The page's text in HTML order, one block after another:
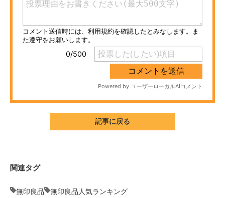
ITの今と未来を見通す
スマホと通信の最新トレンド
進化するPCとデバイスの未来
AI活用のいまが分かる
記事に戻る
関連タグ
無印良品 無印良品人気ランキング